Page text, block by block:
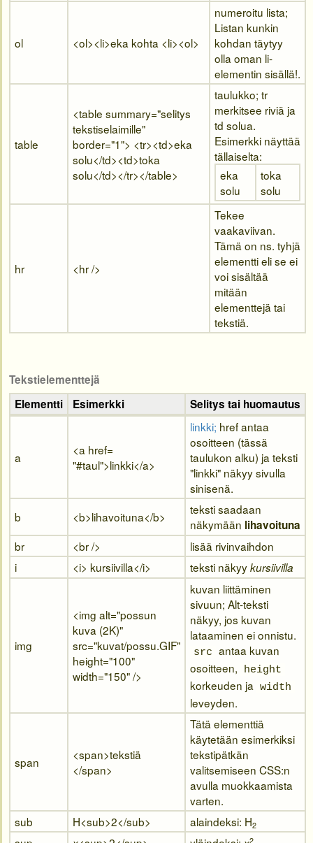
ol <ol><li>eka kohta <li><ol>
numeroitu lista;
Listan kunkin
kohdan täytyy
olla oman li-
elementin sisällä!.
table
<table summary="selitys
tekstiselaimille"
border="1"> <tr><td>eka
solu</td><td>toka
solu</td></tr></table>
taulukko; tr
merkitsee riviä ja
td solua.
Esimerkki näyttää
tällaiselta:
eka
solu
toka
solu
hr <hr />
Tekee
vaakaviivan.
Tämä on ns. tyhjä
elementti eli se ei
voi sisältää
mitään
elementtejä tai
tekstiä.
Tekstielementtejä
Elementti
Esimerkki Selitys tai huomautus
a <a href=
"#taul">linkki</a>
linkki; href antaa
osoitteen (tässä
taulukon alku) ja teksti
"linkki" näkyy sivulla
sinisenä.
b
<b>lihavoituna</b>
teksti saadaan
näkymään lihavoituna
br
<br />
lisää rivinvaihdon
i
<i> kursiivilla</i> teksti näkyykursiivilla
img
<img alt="possun
kuva (2K)"
src="kuvat/possu.GIF"
height="100"
width="150" />
kuvan liittäminen
sivuun; Alt-teksti
näkyy, jos kuvan
lataaminen ei onnistu.
src antaa kuvan
osoitteen,
height
korkeuden ja width
leveyden.
span <span>tekstiä
</span>
Tätä elementtiä
käytetään esimerkiksi
tekstipätkän
valitsemiseen CSS:n
avulla muokkaamista
varten.
sub
H<sub>2</sub> alaindeksi: H2
2